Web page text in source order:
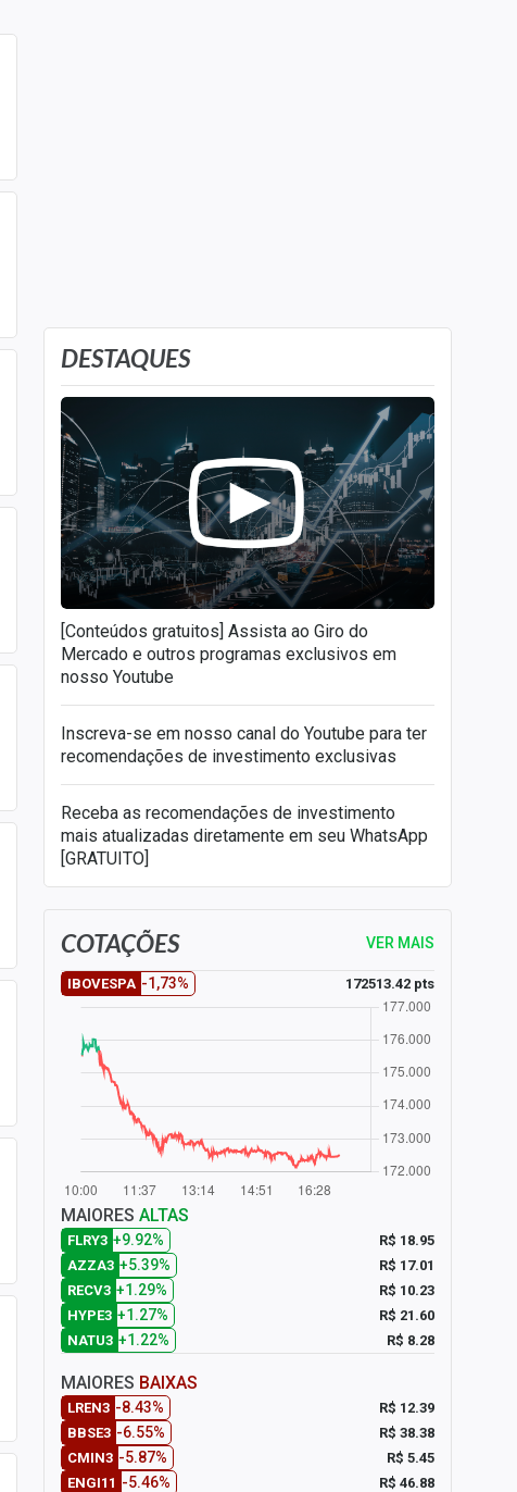
DESTAQUES
[Conteúdos gratuitos] Assista ao Giro do
Mercado e outros programas exclusivos em
nosso Youtube
Inscreva-se em nosso canal do Youtube para ter
recomendações de investimento exclusivas
Receba as recomendações de investimento
mais atualizadas diretamente em seu WhatsApp
[GRATUITO]
COTAÇÕES VER MAIS
IBOVESPA -1,73% 172513.42 pts
MAIORES ALTAS
FLRY3 +9.92%
R$ 18.95
AZZA3 +5.39%
R$ 17.01
RECV3 +1.29%
R$ 10.23
HYPE3 +1.27%
R$ 21.60
NATU3 +1.22% R$ 8.28
MAIORES BAIXAS
LREN3 -8.43%
R$ 12.39
BBSE3 -6.55%
R$ 38.38
CMIN3 -5.87%
R$ 5.45
ENGI11 -5.46%
R$ 46.88